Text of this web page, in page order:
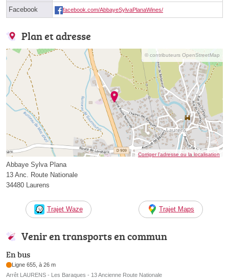
Facebook facebook.com/AbbayeSylvaPlanaWines/
Plan et adresse
© contributeurs OpenStreetMap
Corriger l’adresse ou la localisation
Abbaye Sylva Plana
13 Anc. Route Nationale
34480 Laurens
Trajet Waze Trajet Maps
Venir en transports en commun
En bus
Ligne 655, à 26 m
Arrêt LAURENS - Les Baraques - 13 Ancienne Route Nationale